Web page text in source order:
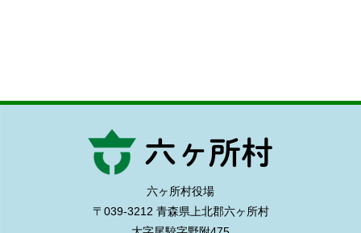
六ヶ所村役場
〒039-3212 青森県上北郡六ヶ所村